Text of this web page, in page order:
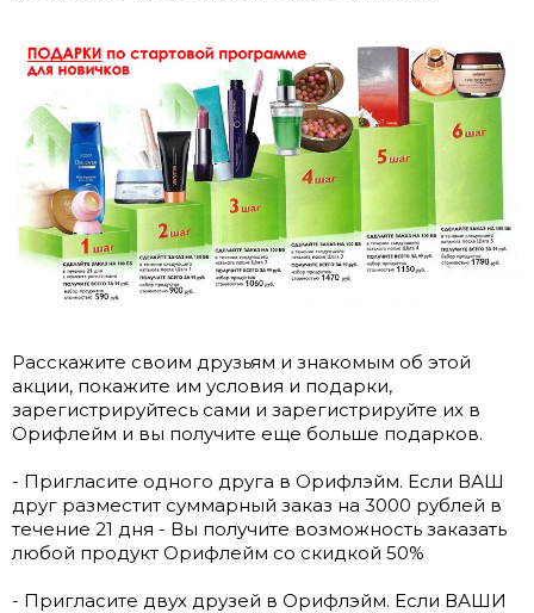
Расскажите своим друзьям и знакомым об этой
акции, покажите им условия и подарки,
зарегистрируйтесь сами и зарегистрируйте их в
Орифлейм и вы получите еще больше подарков.
- Пригласите одного друга в Орифлэйм. Если ВАШ
друг разместит суммарный заказ на 3000 рублей в
течение 21 дня - Вы получите возможность заказать
любой продукт Орифлейм со скидкой 50%
- Пригласите двух друзей в Орифлэйм. Если ВАШИ